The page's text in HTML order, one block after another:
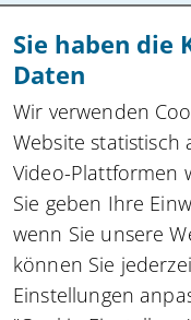
Zu
vernetzte Mobilität
Steinbachstraße
Tel.+49 162
Sie haben die
Daten
Wir verwenden
Website statistisch
Video-Plattformen
Sie geben Ihre
wenn Sie unsere
können Sie
Einstellungen